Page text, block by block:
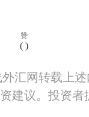
赞
( )
汇网转载上
建议。投资